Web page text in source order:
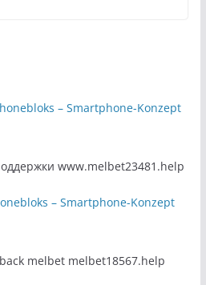
– Smartphone-Konzept
www.melbet23481.help
– Smartphone-Konzept
melbet melbet18567.help